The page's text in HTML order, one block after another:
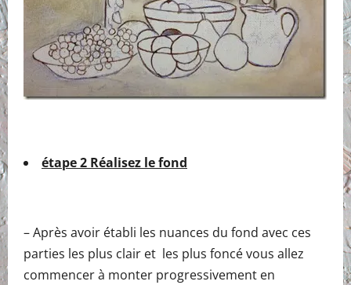
étape 2 Réalisez le fond
– Après avoir établi les nuances du fond avec ces
parties les plus clair et les plus foncé vous allez
commencer à monter progressivement en